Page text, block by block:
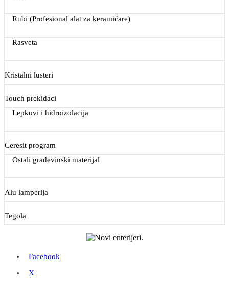
Rubi (Profesional alat za keramičare)
Rasveta
Kristalni lusteri
Touch prekidaci
Lepkovi i hidroizolacija
Ceresit program
Ostali građevinski materijal
Alu lamperija
Tegola
Facebook
X